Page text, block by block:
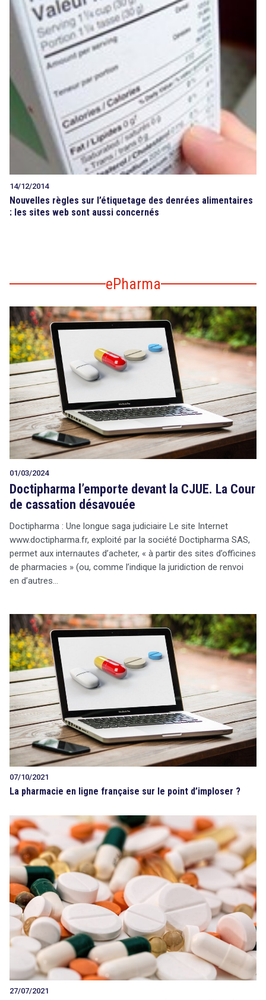
14/12/2014
Nouvelles règles sur l’étiquetage des denrées alimentaires
: les sites web sont aussi concernés
ePharma
07/10/2021
La pharmacie en ligne française sur le point d’imploser ?
27/07/2021
01/03/2024
Doctipharma l’emporte devant la CJUE. La Cour
de cassation désavouée
Doctipharma : Une longue saga judiciaire Le site Internet
www.doctipharma.fr, exploité par la société Doctipharma SAS,
permet aux internautes d’acheter, « à partir des sites d’officines
de pharmacies » (ou, comme l’indique la juridiction de renvoi
en d’autres…